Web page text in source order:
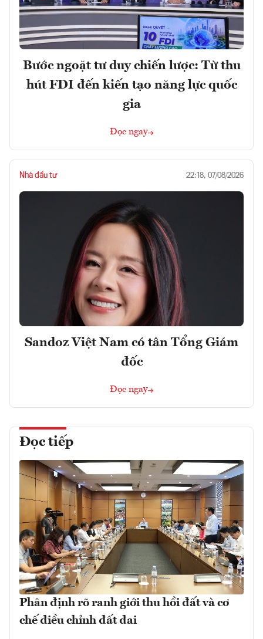
Bước ngoặt tư duy chiến lược: Từ thu
hút FDI đến kiến tạo năng lực quốc
gia
Đọc ngay
Nhà đầu tư 22:18, 07/08/2026
Sandoz Việt Nam có tân Tổng Giám
đốc
Đọc ngay
Đọc tiếp
Phân định rõ ranh giới thu hồi đất và cơ
chế điều chỉnh đất đai